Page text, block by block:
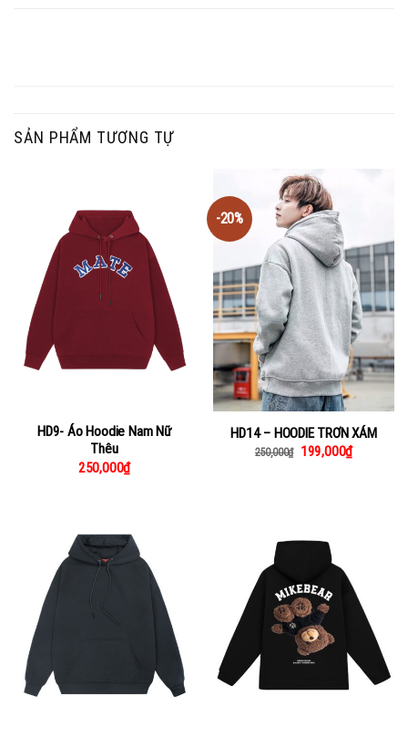
SẢN PHẨM TƯƠNG TỰ
HD9- Áo Hoodie Nam Nữ
Thêu
250,000₫
-20%
HD14 – HOODIE TRƠN XÁM
250,000₫ 199,000₫